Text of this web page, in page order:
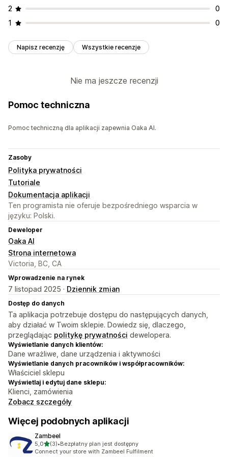
2
0
1
0
Napisz recenzję Wszystkie recenzje
Nie ma jeszcze recenzji
Pomoc techniczna
Pomoc techniczną dla aplikacji zapewnia Oaka AI.
Zasoby
Polityka prywatności
Tutoriale
Dokumentacja aplikacji
Ten programista nie oferuje bezpośredniego wsparcia w
języku: Polski.
Deweloper
Oaka AI
Strona internetowa
Victoria, BC, CA
Wprowadzenie na rynek
7 listopad 2025 · Dziennik zmian
Dostęp do danych
Ta aplikacja potrzebuje dostępu do następujących danych,
aby działać w Twoim sklepie. Dowiedz się, dlaczego,
przeglądając politykę prywatności dewelopera.
Wyświetlanie danych klientów:
Dane wrażliwe, dane urządzenia i aktywności
Wyświetlanie danych pracowników i współpracowników:
Właściciel sklepu
Wyświetlaj i edytuj dane sklepu:
Klienci, zamówienia
Zobacz szczegóły
Więcej podobnych aplikacji
Zambeel
5,0na 5 gwiazdek
(3)
Łączna liczba recenzji: 3
•Bezpłatny plan jest dostępny
Connect your store with Zambeel Fulfilment